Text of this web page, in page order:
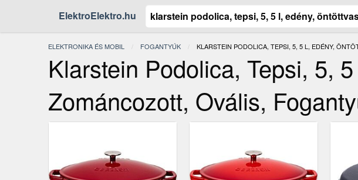
ElektroElektro.hu
ELEKTRONIKA ÉS MOBIL FOGANTYÚK JELENLEGI:
KLARSTEIN PODOLICA, TEPSI, 5, 5 L, EDÉNY,
Klarstein Podolica, Tepsi, 5,
Zománcozott, Ovális,